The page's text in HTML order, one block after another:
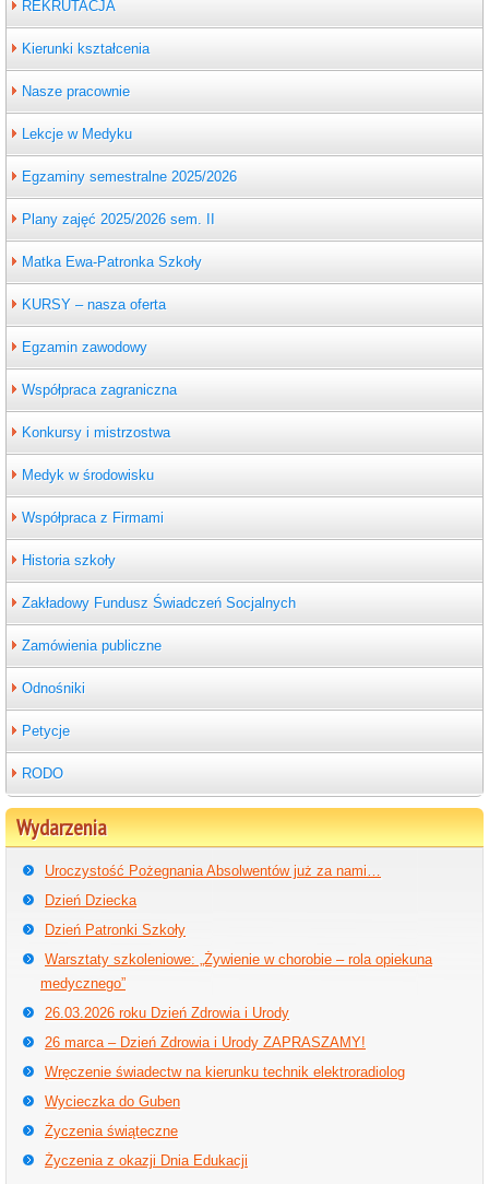
REKRUTACJA
Kierunki kształcenia
Nasze pracownie
Lekcje w Medyku
Egzaminy semestralne 2025/2026
Plany zajęć 2025/2026 sem. II
Matka Ewa-Patronka Szkoły
KURSY – nasza oferta
Egzamin zawodowy
Współpraca zagraniczna
Konkursy i mistrzostwa
Medyk w środowisku
Współpraca z Firmami
Historia szkoły
Zakładowy Fundusz Świadczeń Socjalnych
Zamówienia publiczne
Odnośniki
Petycje
RODO
Wydarzenia
Uroczystość Pożegnania Absolwentów już za nami…
Dzień Dziecka
Dzień Patronki Szkoły
Warsztaty szkoleniowe: „Żywienie w chorobie – rola opiekuna
medycznego”
26.03.2026 roku Dzień Zdrowia i Urody
26 marca – Dzień Zdrowia i Urody ZAPRASZAMY!
Wręczenie świadectw na kierunku technik elektroradiolog
Wycieczka do Guben
Życzenia świąteczne
Życzenia z okazji Dnia Edukacji